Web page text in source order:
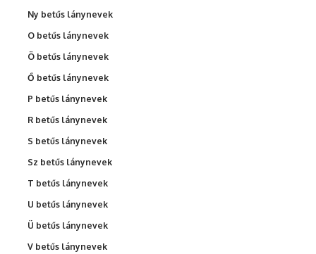
Ny betűs lánynevek
O betűs lánynevek
Ö betűs lánynevek
Ő betűs lánynevek
P betűs lánynevek
R betűs lánynevek
S betűs lánynevek
Sz betűs lánynevek
T betűs lánynevek
U betűs lánynevek
Ü betűs lánynevek
V betűs lánynevek